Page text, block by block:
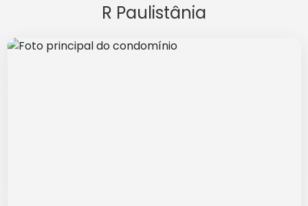
R Paulistânia